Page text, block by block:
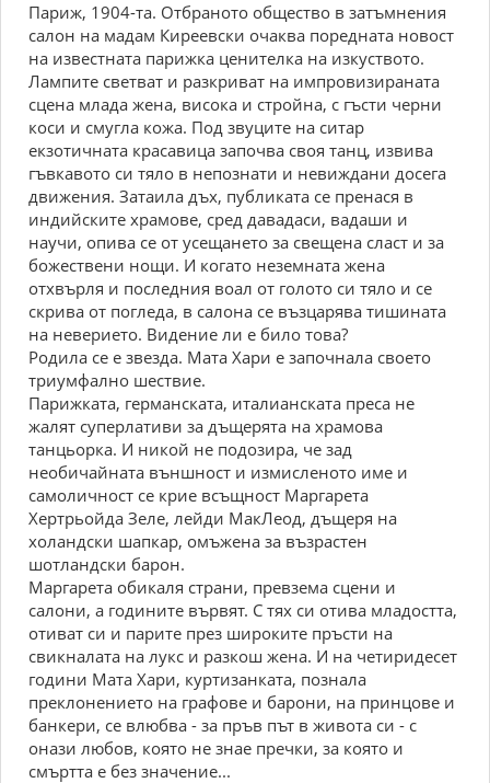
Париж, 1904-та. Отбраното общество в затъмнения
салон на мадам Киреевски очаква поредната новост
на известната парижка ценителка на изкуството.
Лампите светват и разкриват на импровизираната
сцена млада жена, висока и стройна, с гъсти черни
коси и смугла кожа. Под звуците на ситар
екзотичната красавица започва своя танц, извива
гъвкавото си тяло в непознати и невиждани досега
движения. Затаила дъх, публиката се пренася в
индийските храмове, сред давадаси, вадаши и
научи, опива се от усещането за свещена сласт и за
божествени нощи. И когато неземната жена
отхвърля и последния воал от голото си тяло и се
скрива от погледа, в салона се възцарява тишината
на неверието. Видение ли е било това?
Родила се е звезда. Мата Хари е започнала своето
триумфално шествие.
Парижката, германската, италианската преса не
жалят суперлативи за дъщерята на храмова
танцьорка. И никой не подозира, че зад
необичайната външност и измисленото име и
самоличност се крие всъщност Маргарета
Хертрьойда Зеле, лейди МакЛеод, дъщеря на
холандски шапкар, омъжена за възрастен
шотландски барон.
Маргарета обикаля страни, превзема сцени и
салони, а годините вървят. С тях си отива младостта,
отиват си и парите през широките пръсти на
свикналата на лукс и разкош жена. И на четиридесет
години Мата Хари, куртизанката, познала
преклонението на графове и барони, на принцове и
банкери, се влюбва - за пръв път в живота си - с
онази любов, която не знае пречки, за която и
смъртта е без значение...